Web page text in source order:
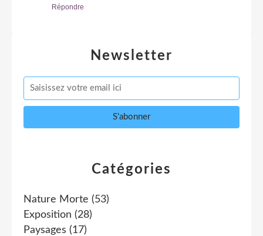
Répondre
Newsletter
Catégories
Nature Morte (53)
Exposition (28)
Paysages (17)